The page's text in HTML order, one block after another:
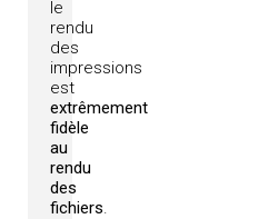
le
rendu
des
impressions
est
extrêmement
fidèle
au
rendu
des
fichiers.